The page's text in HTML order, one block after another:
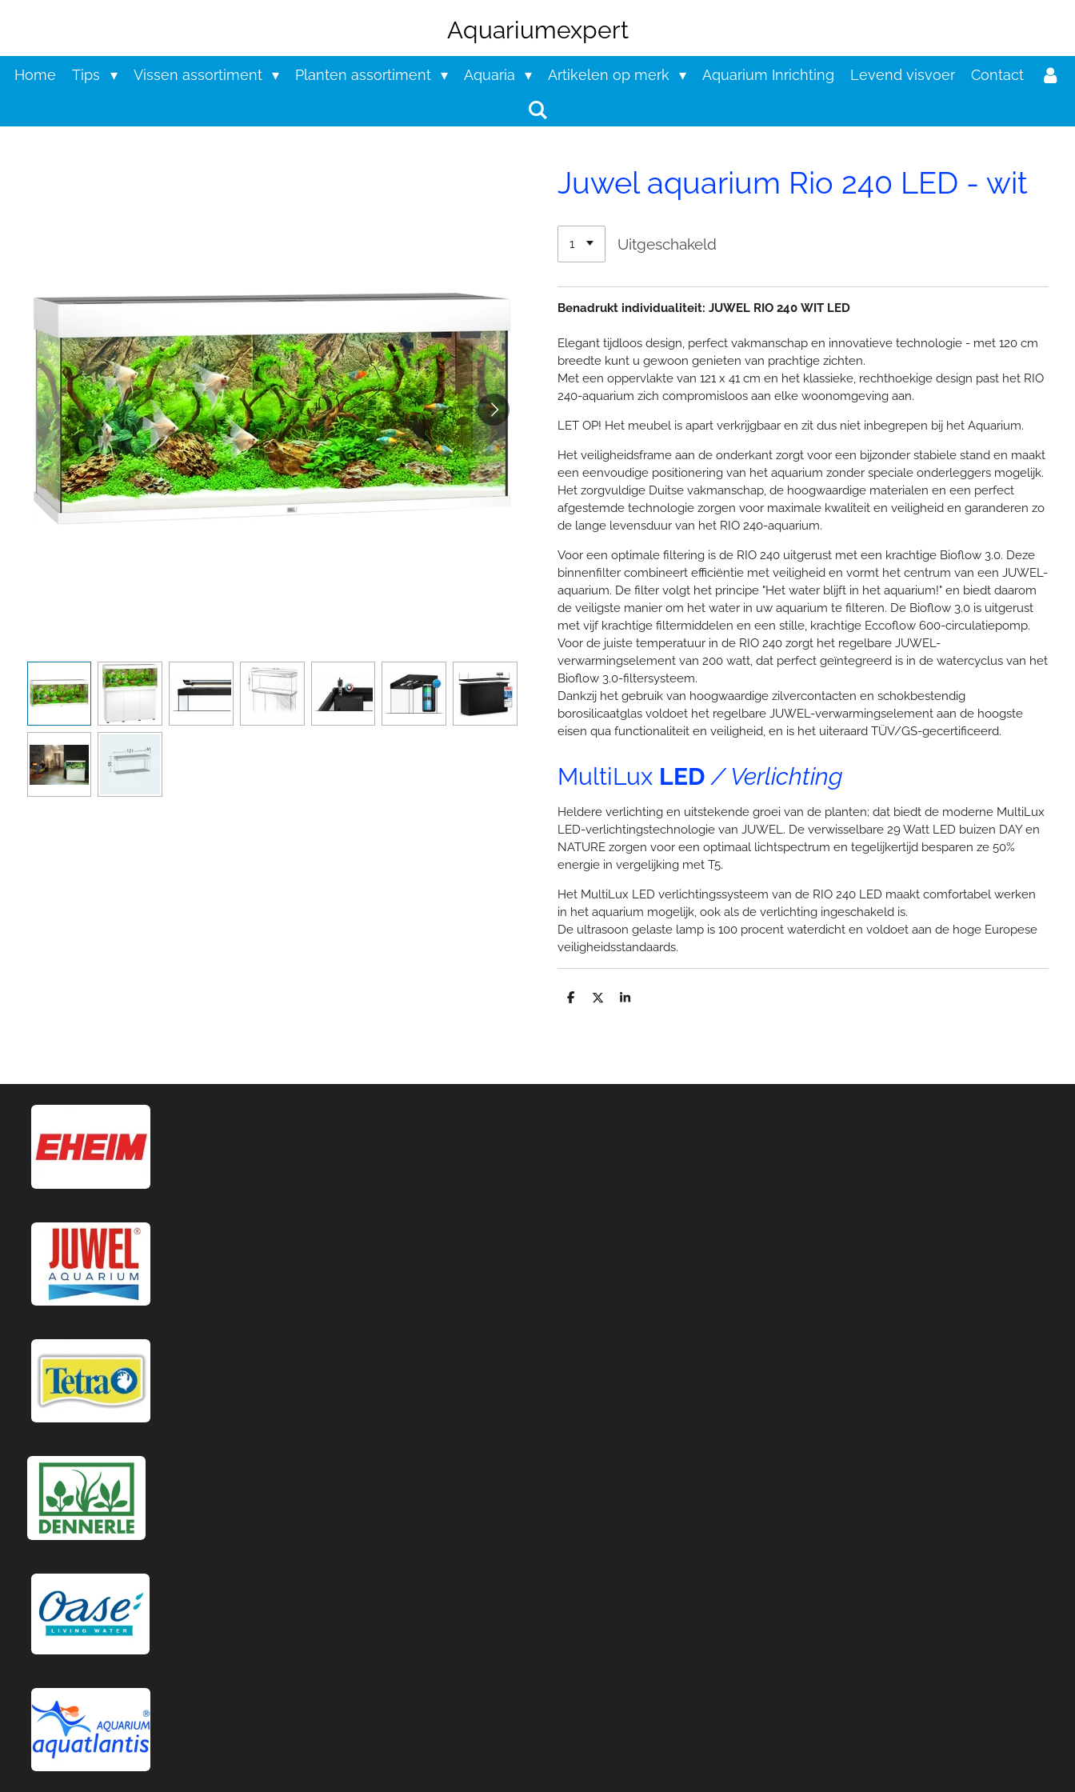
de
Aquariumexpert
Home Tips Vissen assortiment Planten assortiment Aquaria Artikelen op merk Aquarium Inrichting Levend visvoer Contact
Juwel aquarium Rio 240 LED - wit
Uitgeschakeld
Benadrukt individualiteit: JUWEL RIO 240 WIT LED
Elegant tijdloos design, perfect vakmanschap en innovatieve technologie - met 120 cm
breedte kunt u gewoon genieten van prachtige zichten.
Met een oppervlakte van 121 x 41 cm en het klassieke, rechthoekige design past het RIO
240-aquarium zich compromisloos aan elke woonomgeving aan.
LET OP! Het meubel is apart verkrijgbaar en zit dus niet inbegrepen bij het Aquarium.
Het veiligheidsframe aan de onderkant zorgt voor een bijzonder stabiele stand en maakt
een eenvoudige positionering van het aquarium zonder speciale onderleggers mogelijk.
Het zorgvuldige Duitse vakmanschap, de hoogwaardige materialen en een perfect
afgestemde technologie zorgen voor maximale kwaliteit en veiligheid en garanderen zo
de lange levensduur van het RIO 240-aquarium.
Voor een optimale filtering is de RIO 240 uitgerust met een krachtige Bioflow 3.0. Deze
binnenfilter combineert efficiëntie met veiligheid en vormt het centrum van een JUWEL-
aquarium. De filter volgt het principe "Het water blijft in het aquarium!" en biedt daarom
de veiligste manier om het water in uw ​​aquarium te filteren. De Bioflow 3.0 is uitgerust
met vijf krachtige filtermiddelen en een stille, krachtige Eccoflow 600-circulatiepomp.
Voor de juiste temperatuur in de RIO 240 zorgt het regelbare JUWEL-
verwarmingselement van 200 watt, dat perfect geïntegreerd is in de watercyclus van het
Bioflow 3.0-filtersysteem.
Dankzij het gebruik van hoogwaardige zilvercontacten en schokbestendig
borosilicaatglas voldoet het regelbare JUWEL-verwarmingselement aan de hoogste
eisen qua functionaliteit en veiligheid, en is het uiteraard TÜV/GS-gecertificeerd.
MultiLux LED / Verlichting
Heldere verlichting en uitstekende groei van de planten; dat biedt de moderne MultiLux
LED-verlichtingstechnologie van JUWEL. De verwisselbare 29 Watt LED buizen DAY en
NATURE zorgen voor een optimaal lichtspectrum en tegelijkertijd besparen ze 50%
energie in vergelijking met T5.
Het MultiLux LED verlichtingssysteem van de RIO 240 LED maakt comfortabel werken
in het aquarium mogelijk, ook als de verlichting ingeschakeld is.
De ultrasoon gelaste lamp is 100 procent waterdicht en voldoet aan de hoge Europese
veiligheidsstandaards.
D
D
S